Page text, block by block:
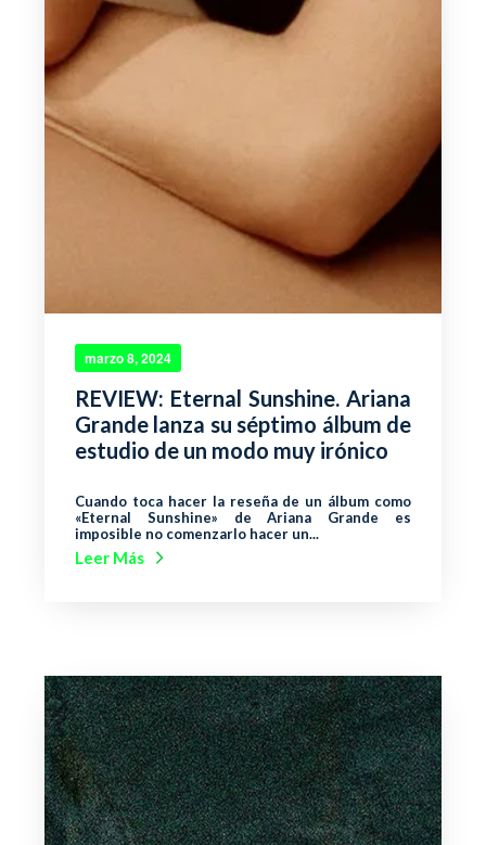
marzo 8, 2024
REVIEW: Eternal Sunshine. Ariana
Grande lanza su séptimo álbum de
estudio de un modo muy irónico
Cuando toca hacer la reseña de un álbum como
«Eternal Sunshine» de Ariana Grande es
imposible no comenzarlo hacer un...
Leer Más